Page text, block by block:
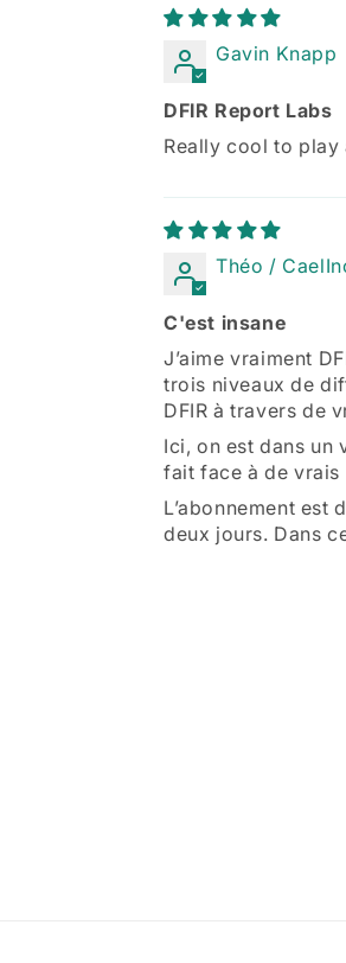
Gavin Knapp
DFIR Report Labs
Really cool to
Théo /
C'est insane
J’aime vraiment
trois niveaux de
DFIR à travers de
Ici, on est dans un
fait face à de vrais
L’abonnement
deux jours. Dans